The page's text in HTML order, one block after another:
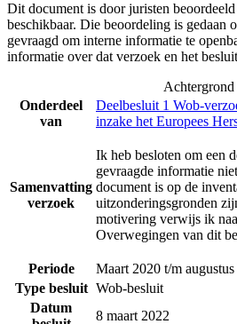
Dit document is door juristen
beschikbaar. Die beoordeling is gedaan
gevraagd om interne informatie te
informatie over dat verzoek en het
Achtergrond
Onderdeel
van
Deelbesluit 1 Wob-
inzake het Europees
Samenvatting
verzoek
Ik heb besloten om een
gevraagde informatie
document is op de
uitzonderingsgronden
motivering verwijs ik
Overwegingen van dit
Periode
Maart 2020 t/m augustus
Type besluit Wob-besluit
Datum
8 maart 2022